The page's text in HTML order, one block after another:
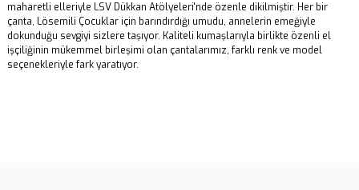
maharetli elleriyle LSV Dükkan Atölyeleri'nde özenle dikilmiştir. Her bir
çanta, Lösemili Çocuklar için barındırdığı umudu, annelerin emeğiyle
dokunduğu sevgiyi sizlere taşıyor. Kaliteli kumaşlarıyla birlikte özenli el
işçiliğinin mükemmel birleşimi olan çantalarımız, farklı renk ve model
seçenekleriyle fark yaratıyor.